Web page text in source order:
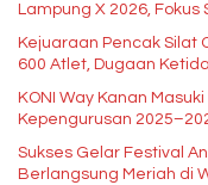
Lampung X 2026,
Kejuaraan Pencak Silat
600 Atlet, Dugaan
KONI Way Kanan
Kepengurusan
Sukses Gelar Festival
Berlangsung Meriah di